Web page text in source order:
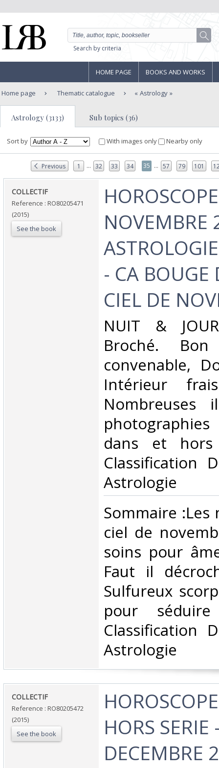
Search by criteria
HOME PAGE BOOKS AND WORKS
Home page Thematic catalogue Astrology
Astrology (3133) Sub topics (36)
Sort by With images only Nearby only
Previous 1 ... 32 33 34 35 ... 57 79 101
‎COLLECTIF‎
Reference : RO80205471
(2015)
See the book
NOVEMBRE
- CA BOUGE
CIEL DE
‎NUIT &
Broché.
convenable,
Intérieur
Nombreuses
dans et
Classification
Astrologie‎
‎Sommaire
ciel de
soins pour
Faut il
Sulfureux
pour
Classification
Astrologie‎
‎COLLECTIF‎
Reference : RO80205472
(2015)
See the book
HORS SERIE
DECEMBRE